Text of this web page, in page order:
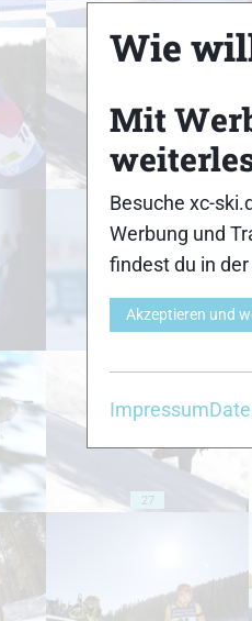
17
27
Wie
Mit
Besuche xc-
Werbung und
findest du in der
Akzeptieren und
Impressum